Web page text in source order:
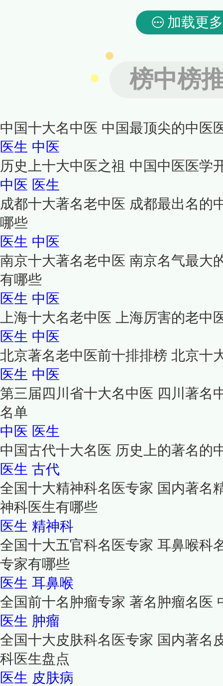
加载更多
榜中榜
中国十大名中医 中国最顶尖的中医
医生 中医
历史上十大中医之祖 中国中医医学
中医 医生
成都十大著名老中医 成都最出名的
哪些
医生 中医
南京十大著名老中医 南京名气最大
有哪些
医生 中医
上海十大名老中医 上海厉害的老中
医生 中医
北京著名老中医前十排排榜 北京十
医生 中医
第三届四川省十大名中医 四川著名
名单
中医 医生
中国古代十大名医 历史上的著名的
医生 古代
全国十大精神科名医专家 国内著名
神科医生有哪些
医生 精神科
全国十大五官科名医专家 耳鼻喉科
专家有哪些
医生 耳鼻喉
全国前十名肿瘤专家 著名肿瘤名医
医生 肿瘤
全国十大皮肤科名医专家 国内著名
科医生盘点
医生 皮肤病